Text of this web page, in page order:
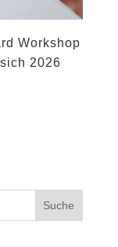
Workshop
2026
Suche